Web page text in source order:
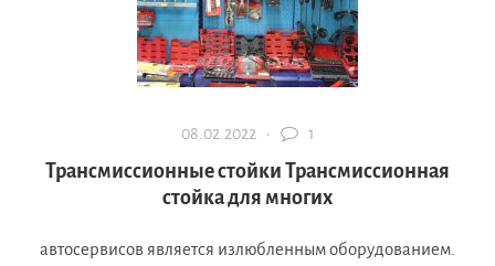
08.02.2022 · 1
Трансмиссионные стойки Трансмиссионная
стойка для многих
автосервисов является излюбленным оборудованием.